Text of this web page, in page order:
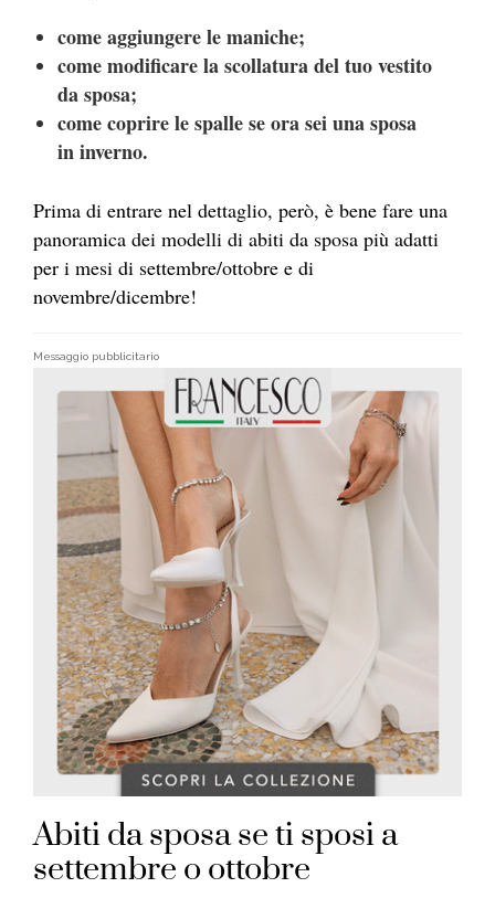
come aggiungere le maniche;
come modificare la scollatura del tuo vestito
da sposa;
come coprire le spalle se ora sei una sposa
in inverno.
Prima di entrare nel dettaglio, però, è bene fare una
panoramica dei modelli di abiti da sposa più adatti
per i mesi di settembre/ottobre e di
novembre/dicembre!
Messaggio pubblicitario
Abiti da sposa se ti sposi a
settembre o ottobre